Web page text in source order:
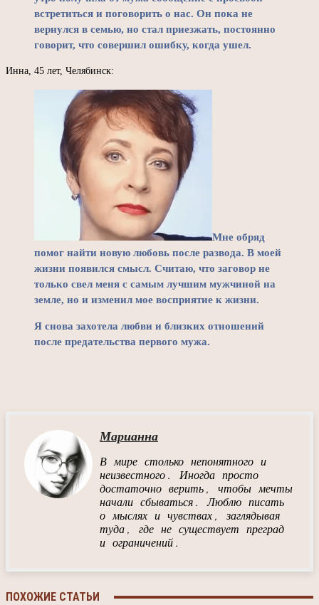
встретиться и поговорить о нас. Он пока не
вернулся в семью, но стал приезжать, постоянно
говорит, что совершил ошибку, когда ушел.
Инна, 45 лет, Челябинск:
Мне обряд
помог найти новую любовь после развода. В моей
жизни появился смысл. Считаю, что заговор не
только свел меня с самым лучшим мужчиной на
земле, но и изменил мое восприятие к жизни.
Я снова захотела любви и близких отношений
после предательства первого мужа.
Марианна
В мире столько непонятного и
неизвестного. Иногда просто
достаточно верить, чтобы мечты
начали сбываться. Люблю писать
о мыслях и чувствах, заглядывая
туда, где не существует преград
и ограничений.
ПОХОЖИЕ СТАТЬИ